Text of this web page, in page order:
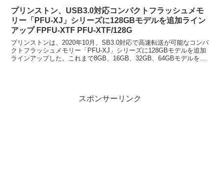
プリンストン、USB3.0対応コンパクトフラッシュメモ
リー「PFU-XJ」シリーズに128GBモデルを追加ライン
アップ FPFU-XTF PFU-XTF/128G
プリンストンは、2020年10月、SB3.0対応で高速転送が可能なコンパ
クトフラッシュメモリー「PFU-XJ」シリーズに128GBモデルを追加
ラインアップした。これまで8GB、16GB、32GB、64GBモデルをラ
スポンサーリンク